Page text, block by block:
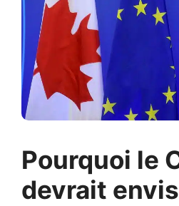
Pourquoi le
devrait